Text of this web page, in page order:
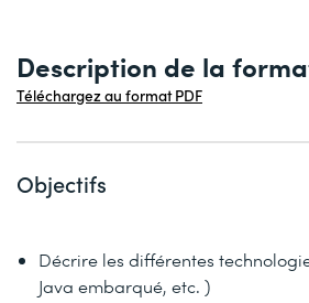
Description de la
Téléchargez au format PDF
Objectifs
Décrire les différentes
Java embarqué, etc. )